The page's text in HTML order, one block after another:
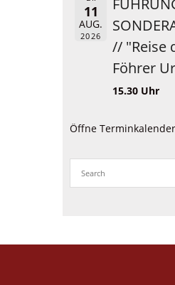
11
AUG.
2026
// "Reise
Föhrer
15.30 Uhr
Öffne Terminkalender